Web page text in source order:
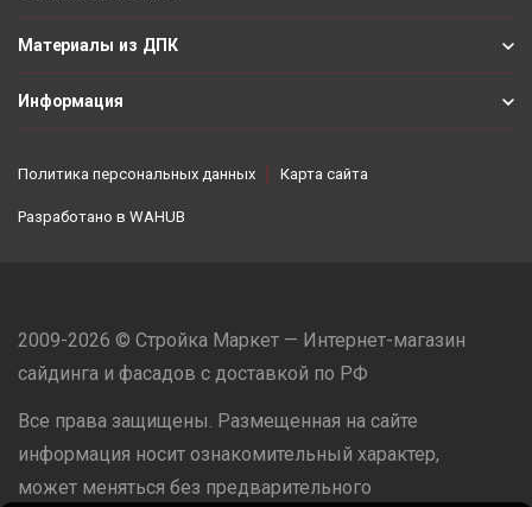
Материалы из ДПК
Информация
Политика персональных данных Карта сайта
Разработано в WAHUB
2009-2026 © Стройка Маркет — Интернет-магазин
сайдинга и фасадов с доставкой по РФ
Все права защищены. Размещенная на сайте
информация носит ознакомительный характер,
может меняться без предварительного